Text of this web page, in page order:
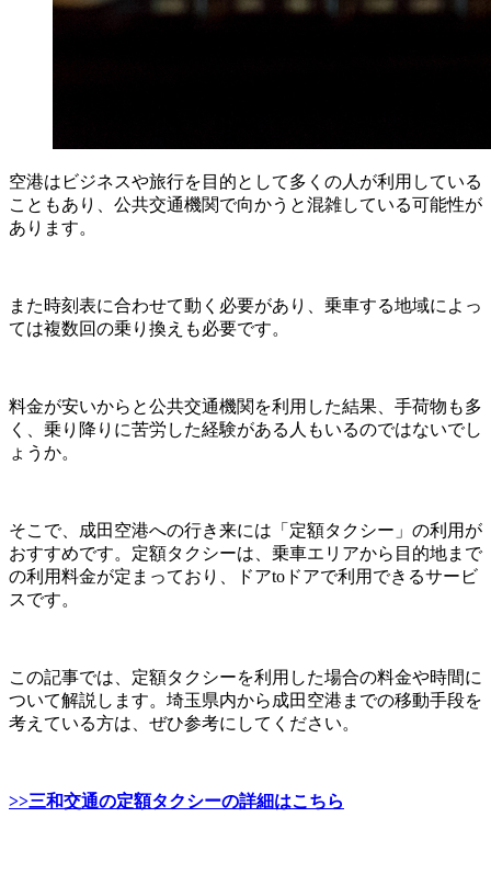
空港はビジネスや旅行を目的として多くの人が利用している
こともあり、公共交通機関で向かうと混雑している可能性が
あります。
また時刻表に合わせて動く必要があり、乗車する地域によっ
ては複数回の乗り換えも必要です。
料金が安いからと公共交通機関を利用した結果、手荷物も多
く、乗り降りに苦労した経験がある人もいるのではないでし
ょうか。
そこで、成田空港への行き来には「定額タクシー」の利用が
おすすめです。定額タクシーは、乗車エリアから目的地まで
の利用料金が定まっており、ドアtoドアで利用できるサービ
スです。
この記事では、定額タクシーを利用した場合の料金や時間に
ついて解説します。埼玉県内から成田空港までの移動手段を
考えている方は、ぜひ参考にしてください。
>>三和交通の定額タクシーの詳細はこちら